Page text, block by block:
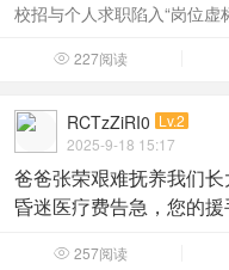
校招与个人求职陷入“岗位虚
 227阅读
RCTzZiRI0 Lv.2
2025-9-18 15:17
爸爸张荣艰难抚养我们
昏迷医疗费告急，您的
 257阅读